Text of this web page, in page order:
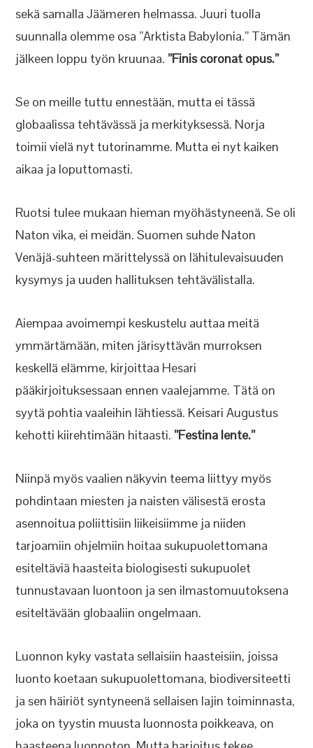
sekä samalla Jäämeren helmassa. Juuri tuolla
suunnalla olemme osa ”Arktista Babylonia.” Tämän
jälkeen loppu työn kruunaa. ”Finis coronat opus.”
Se on meille tuttu ennestään, mutta ei tässä
globaalissa tehtävässä ja merkityksessä. Norja
toimii vielä nyt tutorinamme. Mutta ei nyt kaiken
aikaa ja loputtomasti.
Ruotsi tulee mukaan hieman myöhästyneenä. Se oli
Naton vika, ei meidän. Suomen suhde Naton
Venäjä-suhteen märittelyssä on lähitulevaisuuden
kysymys ja uuden hallituksen tehtävälistalla.
Aiempaa avoimempi keskustelu auttaa meitä
ymmärtämään, miten järisyttävän murroksen
keskellä elämme, kirjoittaa Hesari
pääkirjoituksessaan ennen vaalejamme. Tätä on
syytä pohtia vaaleihin lähtiessä. Keisari Augustus
kehotti kiirehtimään hitaasti. ”Festina lente.”
Niinpä myös vaalien näkyvin teema liittyy myös
pohdintaan miesten ja naisten välisestä erosta
asennoitua poliittisiin liikeisiimme ja niiden
tarjoamiin ohjelmiin hoitaa sukupuolettomana
esiteltäviä haasteita biologisesti sukupuolet
tunnustavaan luontoon ja sen ilmastomuutoksena
esiteltävään globaaliin ongelmaan.
Luonnon kyky vastata sellaisiin haasteisiin, joissa
luonto koetaan sukupuolettomana, biodiversiteetti
ja sen häiriöt syntyneenä sellaisen lajin toiminnasta,
joka on tyystin muusta luonnosta poikkeava, on